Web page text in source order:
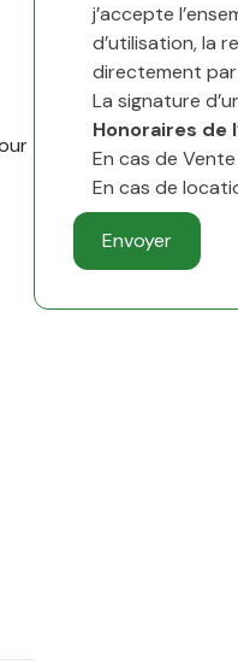
j’accepte
d’utilisation, la
directement par
La signature
Honoraires de
En cas de
En cas de